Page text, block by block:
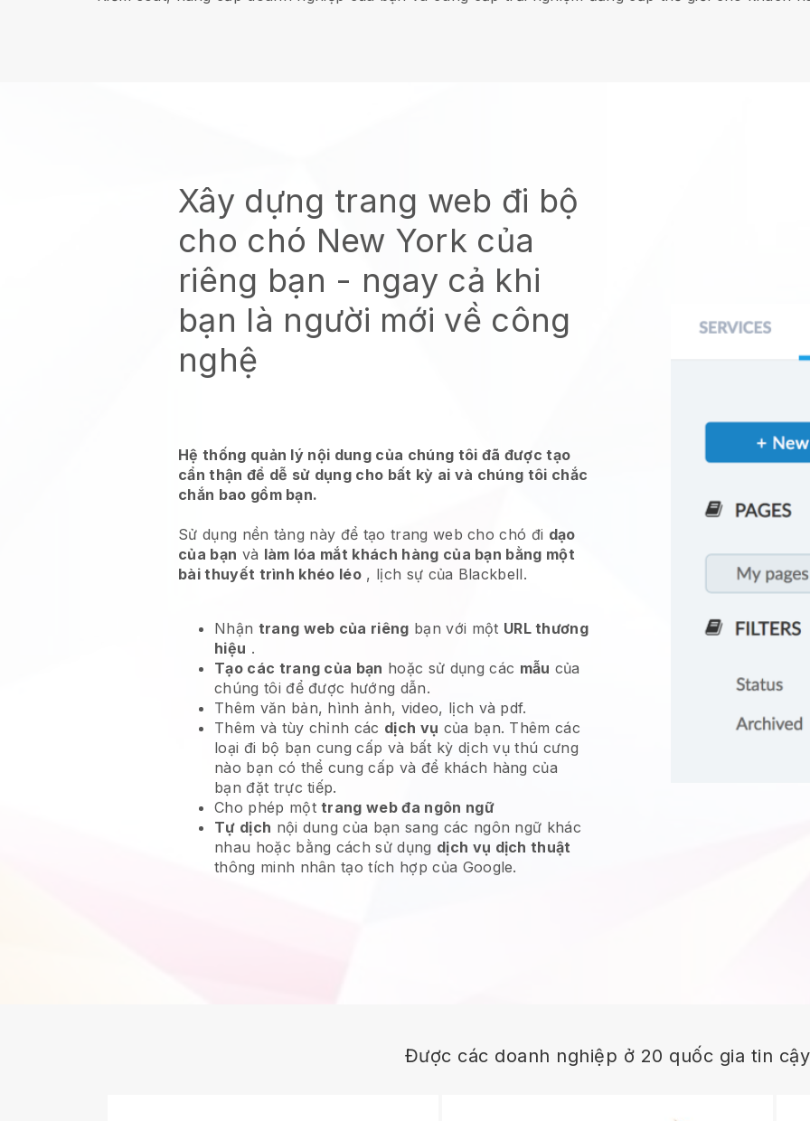
Xây dựng trang web đi bộ
cho chó New York của
riêng bạn - ngay cả khi
bạn là người mới về công
nghệ
Hệ thống quản lý nội dung của chúng tôi đã được tạo
cẩn thận để dễ sử dụng cho bất kỳ ai và chúng tôi chắc
chắn bao gồm bạn.
Sử dụng nền tảng này để tạo trang web cho chó đi dạo
của bạn và làm lóa mắt khách hàng của bạn bằng một
bài thuyết trình khéo léo , lịch sự của Blackbell.
Nhận trang web của riêng bạn với một URL thương
hiệu .
Tạo các trang của bạn hoặc sử dụng các mẫu của
chúng tôi để được hướng dẫn.
Thêm văn bản, hình ảnh, video, lịch và pdf.
Thêm và tùy chỉnh các dịch vụ của bạn. Thêm các
loại đi bộ bạn cung cấp và bất kỳ dịch vụ thú cưng
nào bạn có thể cung cấp và để khách hàng của
bạn đặt trực tiếp.
Cho phép mộttrang web đa ngôn ngữ
Tự dịch nội dung của bạn sang các ngôn ngữ khác
nhau hoặc bằng cách sử dụng dịch vụ dịch thuật
thông minh nhân tạo tích hợp của Google.
Được các doanh nghiệp ở 20 quốc gia tin cậy